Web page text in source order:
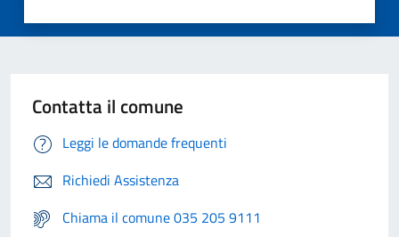
Contatta il comune
Leggi le domande frequenti
Richiedi Assistenza
Chiama il comune 035 205 9111